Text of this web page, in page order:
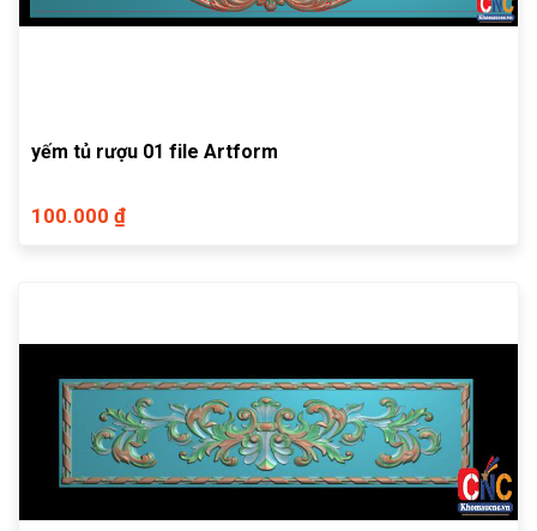
yếm tủ rượu 01 file Artform
100.000 ₫